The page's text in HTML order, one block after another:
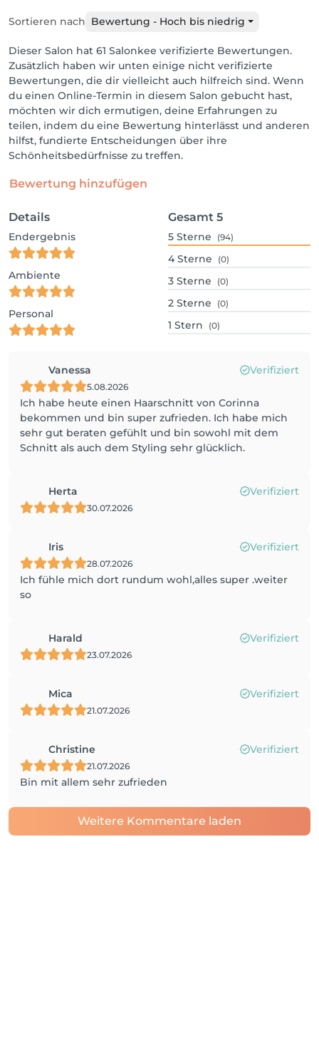
Sortieren nach Bewertung - Hoch bis niedrig
Dieser Salon hat 61 Salonkee verifizierte Bewertungen.
Zusätzlich haben wir unten einige nicht verifizierte
Bewertungen, die dir vielleicht auch hilfreich sind. Wenn
du einen Online-Termin in diesem Salon gebucht hast,
möchten wir dich ermutigen, deine Erfahrungen zu
teilen, indem du eine Bewertung hinterlässt und anderen
hilfst, fundierte Entscheidungen über ihre
Schönheitsbedürfnisse zu treffen.
Bewertung hinzufügen
Details
Endergebnis
Ambiente
Personal
Gesamt 5
5 Sterne (94)
4 Sterne (0)
3 Sterne (0)
2 Sterne (0)
1 Stern (0)
Vanessa Verifiziert
5.08.2026
Ich habe heute einen Haarschnitt von Corinna
bekommen und bin super zufrieden. Ich habe mich
sehr gut beraten gefühlt und bin sowohl mit dem
Schnitt als auch dem Styling sehr glücklich.
Herta Verifiziert
30.07.2026
Iris Verifiziert
28.07.2026
Ich fühle mich dort rundum wohl,alles super .weiter
so
Harald Verifiziert
23.07.2026
Mica Verifiziert
21.07.2026
Christine Verifiziert
21.07.2026
Bin mit allem sehr zufrieden
Weitere Kommentare laden